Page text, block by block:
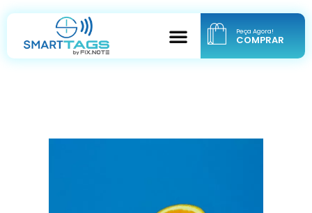
Peça Agora!
COMPRAR